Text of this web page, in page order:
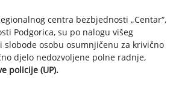
centra bezbjednosti „Centar“,
Podgorica, su po nalogu višeg
slobode osobu osumnjičenu za krivično
djelo nedozvoljene polne radnje,
policije (UP).